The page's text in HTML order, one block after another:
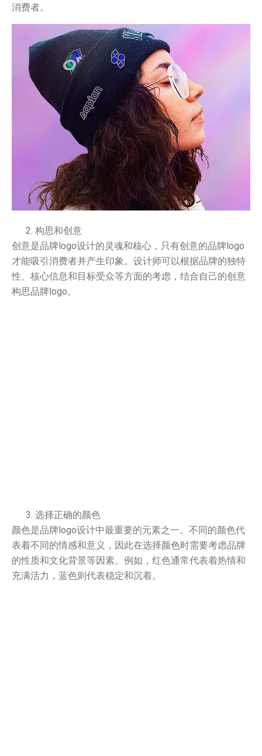
消费者。
构思和创意
创意是品牌logo设计的灵魂和核心，只有创意的品牌logo
才能吸引消费者并产生印象。设计师可以根据品牌的独特
性、核心信息和目标受众等方面的考虑，结合自己的创意
构思品牌logo。
选择正确的颜色
颜色是品牌logo设计中最重要的元素之一。不同的颜色代
表着不同的情感和意义，因此在选择颜色时需要考虑品牌
的性质和文化背景等因素。例如，红色通常代表着热情和
充满活力，蓝色则代表稳定和沉着。